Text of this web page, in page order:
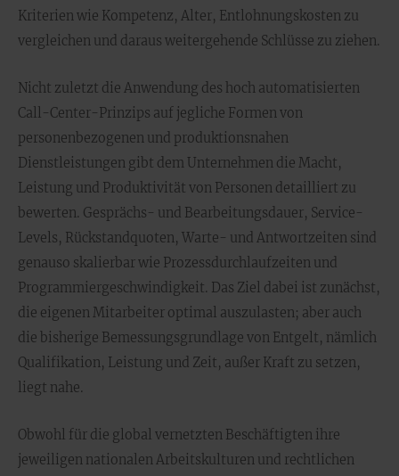
Kriterien wie Kompetenz, Alter, Entlohnungskosten zu
vergleichen und daraus weitergehende Schlüsse zu ziehen.
Nicht zuletzt die Anwendung des hoch automatisierten
Call-Center-Prinzips auf jegliche Formen von
personenbezogenen und produktionsnahen
Dienstleistungen gibt dem Unternehmen die Macht,
Leistung und Produktivität von Personen detailliert zu
bewerten. Gesprächs- und Bearbeitungsdauer, Service-
Levels, Rückstandquoten, Warte- und Antwortzeiten sind
genauso skalierbar wie Prozessdurchlaufzeiten und
Programmiergeschwindigkeit. Das Ziel dabei ist zunächst,
die eigenen Mitarbeiter optimal auszulasten; aber auch
die bisherige Bemessungsgrundlage von Entgelt, nämlich
Qualifikation, Leistung und Zeit, außer Kraft zu setzen,
liegt nahe.
Obwohl für die global vernetzten Beschäftigten ihre
jeweiligen nationalen Arbeitskulturen und rechtlichen